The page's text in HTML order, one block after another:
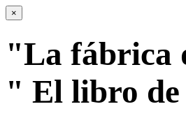
×
"La fábrica
" El libro de